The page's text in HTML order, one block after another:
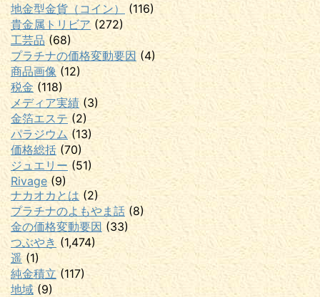
地金型金貨（コイン）
(116)
貴金属トリビア (272)
工芸品(68)
プラチナの価格変動要因(4)
商品画像 (12)
税金 (118)
メディア実績(3)
金箔エステ(2)
パラジウム (13)
価格総括 (70)
ジュエリー (51)
Rivage (9)
ナカオカとは(2)
プラチナのよもやま話 (8)
金の価格変動要因 (33)
つぶやき (1,474)
遥 (1)
純金積立(117)
地域 (9)